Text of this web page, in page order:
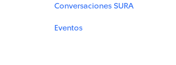
Conversaciones SURA
Eventos